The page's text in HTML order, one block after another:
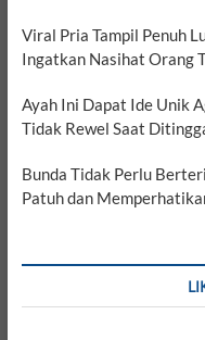
Viral Pria Tampil Penuh
Ingatkan Nasihat Orang
Ayah Ini Dapat Ide Unik
Tidak Rewel Saat
Bunda Tidak Perlu
Patuh dan